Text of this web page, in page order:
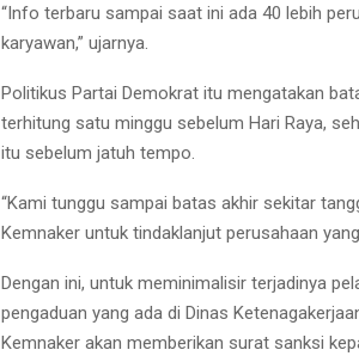
“Info terbaru sampai saat ini ada 40 lebih
karyawan,” ujarnya.
Politikus Partai Demokrat itu mengatakan
terhitung satu minggu sebelum Hari Raya,
itu sebelum jatuh tempo.
“Kami tunggu sampai batas akhir sekitar
Kemnaker untuk tindaklanjut perusahaan
Dengan ini, untuk meminimalisir terjadinya
pengaduan yang ada di Dinas
Kemnaker akan memberikan surat sanksi